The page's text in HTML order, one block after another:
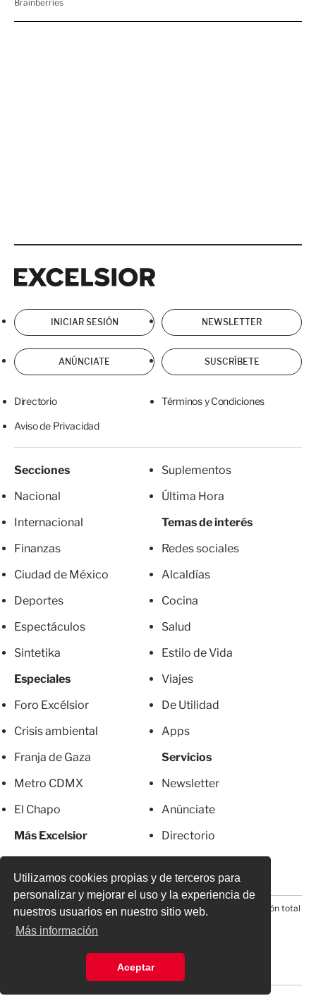
Utilizamos cookies propias y de terceros para
personalizar y mejorar el uso y la experiencia de
nuestros usuarios en nuestro sitio web.
Más información
Aceptar
INICIAR SESIÓN NEWSLETTER
ANÚNCIATE SUSCRÍBETE
Directorio Términos y Condiciones
Aviso de Privacidad
Secciones
Nacional
Internacional
Finanzas
Ciudad de México
Deportes
Espectáculos
Sintetika
Especiales
Foro Excélsior
Crisis ambiental
Franja de Gaza
Metro CDMX
El Chapo
Más Excelsior
Suplementos
Última Hora
Temas de interés
Redes sociales
Alcaldías
Cocina
Salud
Estilo de Vida
Viajes
De Utilidad
Apps
Servicios
Newsletter
Anúnciate
Directorio
© 2026 Todos los derechos reservados. Prohibida la reproducción total
o parcial, incluyendo cualquier medio electrónico*